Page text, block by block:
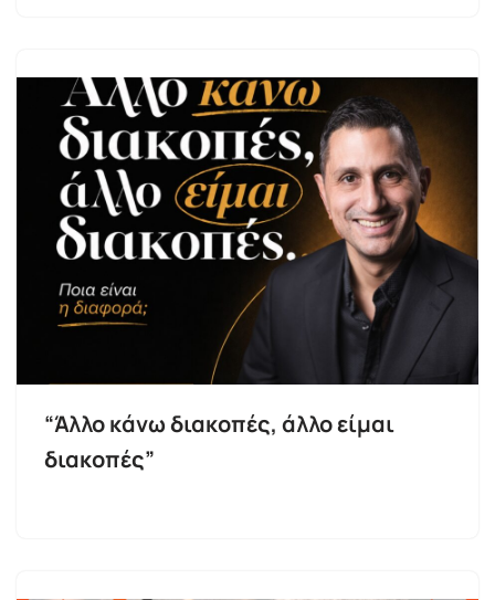
“Άλλο κάνω διακοπές, άλλο είμαι
διακοπές”